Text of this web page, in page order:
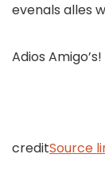
evenals alles
Adios Amigo’s!
creditSource